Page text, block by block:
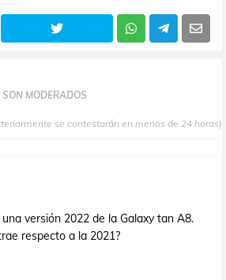
MODERADOS
se contestarán en menos de 24 horas)
versión 2022 de la Galaxy tan A8.
respecto a la 2021?